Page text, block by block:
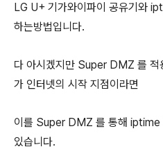
LG U+ 기가와이파이 공유기와
하는방법입니다.
다 아시겠지만 Super DMZ 를 적
가 인터넷의 시작 지점이라면
이를 Super DMZ 를 통해 iptime
있습니다.